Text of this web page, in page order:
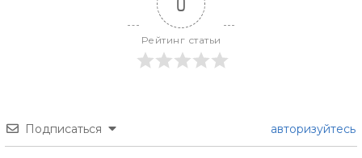
0
Рейтинг статьи
Подписаться авторизуйтесь